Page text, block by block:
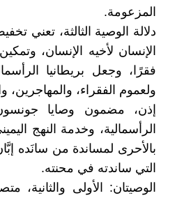
المزعومة.
دلالة الوصية الثالثة، تعني
الإنسان لأخيه الإنسان،
فقرًا، وجعل بريطانيا
ولعموم الفقراء، والمهاجرين،
إذن، مضمون وصايا
الرأسمالية، وخدمة النهج
بالأحرى لمساندة من سانَده
التي ساندته في محنته.
الوصيتان: الأولى